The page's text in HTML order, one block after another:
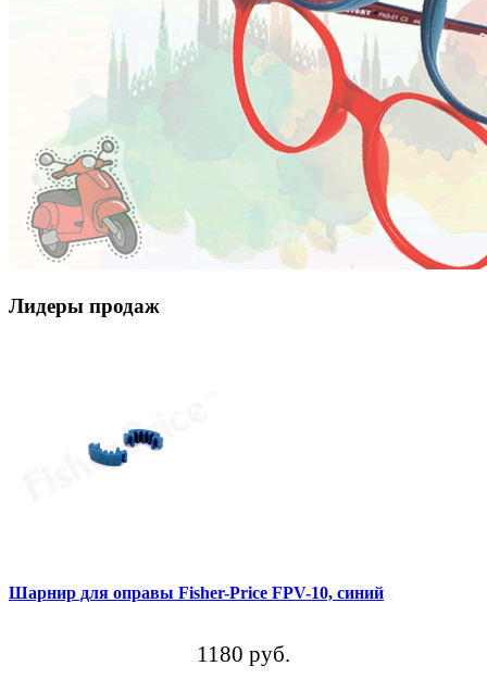
Лидеры продаж
Шарнир для оправы Fisher-Price FPV-10, синий
1180 руб.